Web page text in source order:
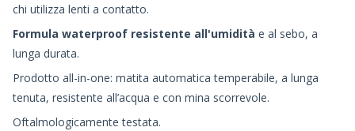
chi utilizza lenti a contatto.
Formula waterproof resistente all'umidità e al sebo, a
lunga durata.
Prodotto all-in-one: matita automatica temperabile, a lunga
tenuta, resistente all’acqua e con mina scorrevole.
Oftalmologicamente testata.